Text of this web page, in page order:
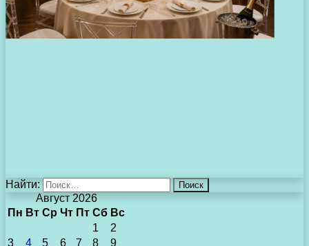
Найти:
Август 2026
Пн Вт Ср Чт Пт Сб Вс
1
2
3
4 5 6 7 8 9